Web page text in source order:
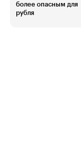
более опасным для
рубля